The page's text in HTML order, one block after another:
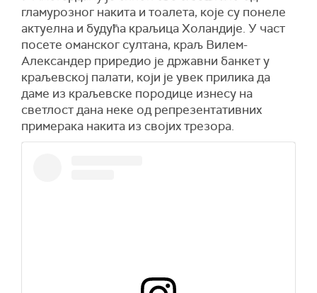
гламурозног накита и тоалета, које су понеле
актуелна и будућа краљица Холандије. У част
посете оманског султана, краљ Вилем-
Александер приредио је државни банкет у
краљевској палати, који је увек прилика да
даме из краљевске породице изнесу на
светлост дана неке од репрезентативних
примерака накита из својих трезора.